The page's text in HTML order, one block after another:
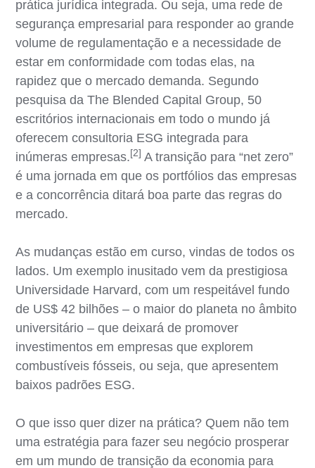
prática jurídica integrada. Ou seja, uma rede de
segurança empresarial para responder ao grande
volume de regulamentação e a necessidade de
estar em conformidade com todas elas, na
rapidez que o mercado demanda. Segundo
pesquisa da The Blended Capital Group, 50
escritórios internacionais em todo o mundo já
oferecem consultoria ESG integrada para
inúmeras empresas. [2] A transição para “net zero”
é uma jornada em que os portfólios das empresas
e a concorrência ditará boa parte das regras do
mercado.
As mudanças estão em curso, vindas de todos os
lados. Um exemplo inusitado vem da prestigiosa
Universidade Harvard, com um respeitável fundo
de US$ 42 bilhões – o maior do planeta no âmbito
universitário – que deixará de promover
investimentos em empresas que explorem
combustíveis fósseis, ou seja, que apresentem
baixos padrões ESG.
O que isso quer dizer na prática? Quem não tem
uma estratégia para fazer seu negócio prosperar
em um mundo de transição da economia para